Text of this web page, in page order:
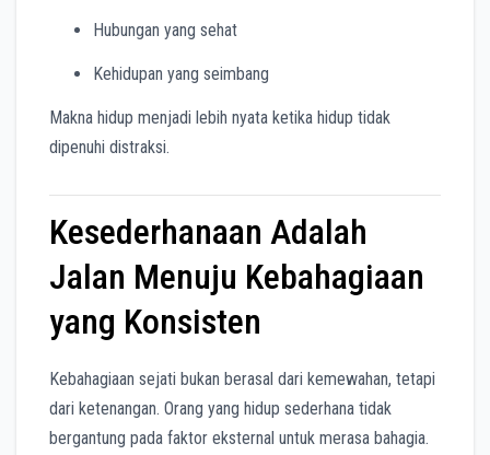
Hubungan yang sehat
Kehidupan yang seimbang
Makna hidup menjadi lebih nyata ketika hidup tidak
dipenuhi distraksi.
Kesederhanaan Adalah
Jalan Menuju Kebahagiaan
yang Konsisten
Kebahagiaan sejati bukan berasal dari kemewahan, tetapi
dari ketenangan. Orang yang hidup sederhana tidak
bergantung pada faktor eksternal untuk merasa bahagia.